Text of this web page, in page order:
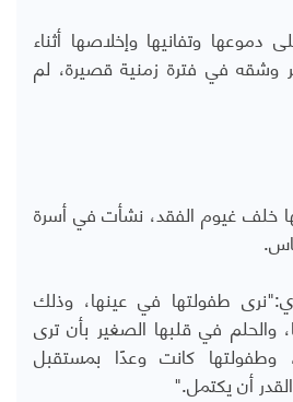
وتفانيها وإخلاصها أثناء
وشقه في فترة زمنية قصيرة، لم
خلف غيوم الفقد، نشأت في أسرة
طفولتها في عينها، وذلك
والحلم في قلبها الصغير بأن ترى
وطفولتها كانت وعدًا بمستقبل
أن يكتمل."